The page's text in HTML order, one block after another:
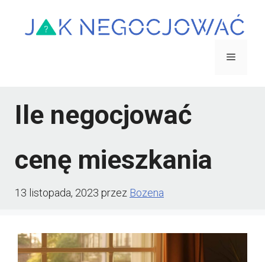
Menu
Ile negocjować
cenę mieszkania
13 listopada, 2023 przez Bozena